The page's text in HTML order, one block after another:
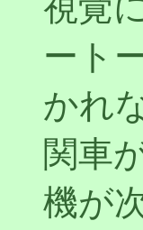
ート
かれ
関車
機が